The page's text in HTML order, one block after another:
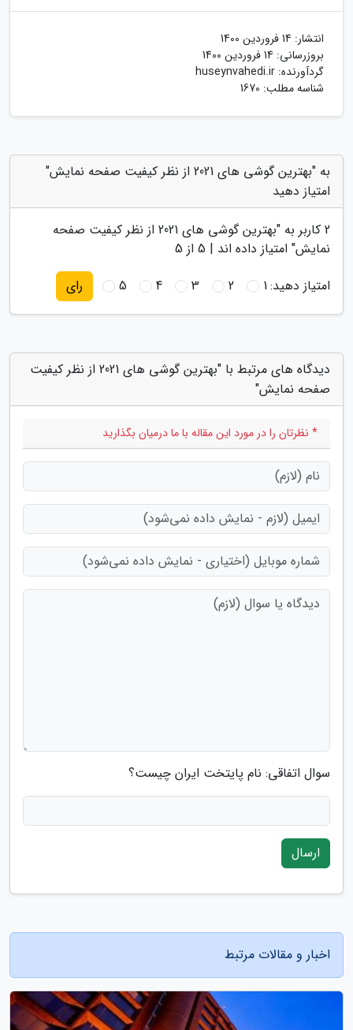
انتشار: 14 فروردین 1400
بروزرسانی: 14 فروردین 1400
گردآورنده: huseynvahedi.ir
شناسه مطلب: 1670
به "بهترین گوشی های 2021 از نظر کیفیت صفحه نمایش"
امتیاز دهید
2 کاربر به "
بهترین گوشی های 2021 از نظر کیفیت صفحه
نمایش" امتیاز داده اند | 5 از 5
امتیاز دهید:1
2
3
4
5 رای
دیدگاه های مرتبط با "بهترین گوشی های 2021 از نظر کیفیت
صفحه نمایش"
* نظرتان را در مورد این مقاله با ما درمیان بگذارید
سوال اتفاقی: نام پایتخت ایران چیست؟
ارسال
اخبار و مقالات مرتبط